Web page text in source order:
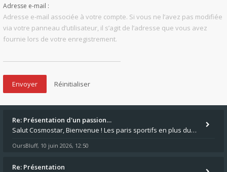
Adresse e-mail :
Adresse e-mail associée à votre compte. Si vous ne l’avez pas modifiée
via votre panneau d’utilisateur, il s’agit de l’adresse que vous avez
fournie lors de votre enregistrement.
Re: Présentation d'un passion…
Salut Cosmostar, Bienvenue ! Les paris sportifs en plus du poker, c'est ce que je fais aussi. Surtout la NBA, je mise su
OursBluff, 10 juin 2026, 12:50
Re: Présentation